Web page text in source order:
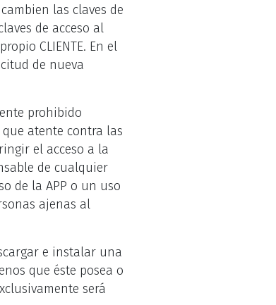
las claves de
de acceso al
CLIENTE. En el
de nueva
prohibido
atente contra las
el acceso a la
de cualquier
de la APP o un uso
ajenas al
e instalar una
que éste posea o
será